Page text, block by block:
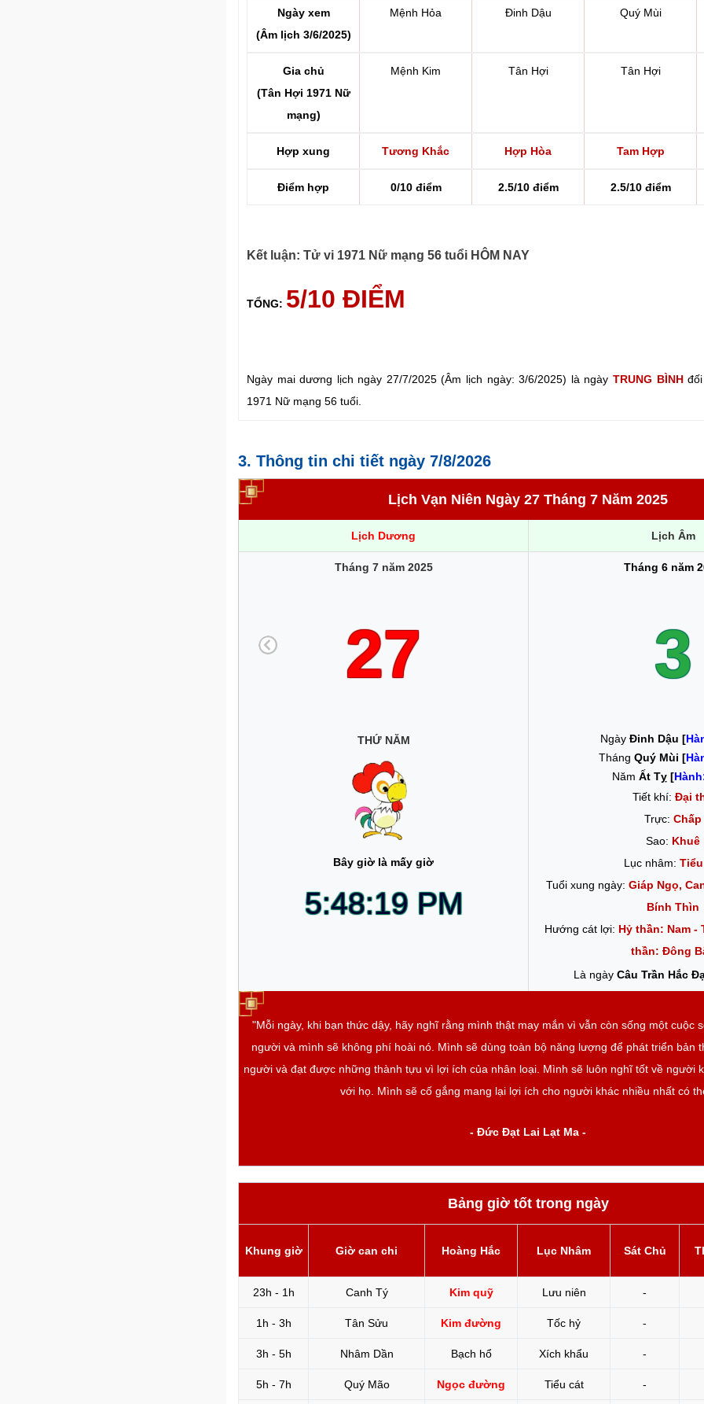
Ngày xem
(Âm lịch 3/6/2025)
Mệnh Hỏa Đinh Dậu Quý Mùi
Gia chủ
(Tân Hợi 1971 Nữ
mạng)
Mệnh Kim Tân Hợi Tân Hợi
Hợp xung Tương Khắc Hợp Hòa Tam Hợp
Điểm hợp 0/10 điểm 2.5/10 điểm 2.5/10 điểm
Kết luận: Tử vi 1971 Nữ mạng 56 tuổi HÔM NAY
TỔNG: 5/10 ĐIỂM
Ngày mai dương lịch ngày 27/7/2025 (Âm lịch ngày: 3/6/2025) là ngày TRUNG BÌNHđối
1971 Nữ mạng 56 tuổi.
3. Thông tin chi tiết ngày 7/8/2026
Lịch Vạn Niên Ngày 27 Tháng 7 Năm 2025
Lịch Dương Lịch Âm
Tháng 7 năm 2025 Tháng 6 năm
27 3
THỨ NĂM
Bây giờ là mấy giờ
5:48:20 PM
Ngày Đinh Dậu [
Tháng Quý Mùi [
Năm Ất Tỵ [
Tiết khí: Đại
Trực: Chấp
Sao: Khuê
Lục nhâm:
Tuổi xung ngày: Giáp Ngọ,
Bính Thìn
Hướng cát lợi: Hỷ thần: Nam -
thần: Đông
Là ngày Câu Trần Hắc
"Mỗi ngày, khi bạn thức dậy, hãy nghĩ rằng mình thật may mắn vì vẫn còn sống một cuộc
người và mình sẽ không phí hoài nó. Mình sẽ dùng toàn bộ năng lượng để phát triển bản
người và đạt được những thành tựu vì lợi ích của nhân loại. Mình sẽ luôn nghĩ tốt về người
với họ. Mình sẽ cố gắng mang lại lợi ích cho người khác nhiều nhất có
- Đức Đạt Lai Lạt Ma -
Bảng giờ tốt trong ngày
Khung giờ Giờ can chi Hoàng Hắc Lục Nhâm Sát Chủ
23h - 1h Canh Tý Kim quỹ Lưu niên -
1h - 3h Tân Sửu Kim đường Tốc hỷ -
3h - 5h Nhâm Dần Bạch hổ Xích khẩu -
5h - 7h Quý Mão Ngọc đường Tiểu cát -